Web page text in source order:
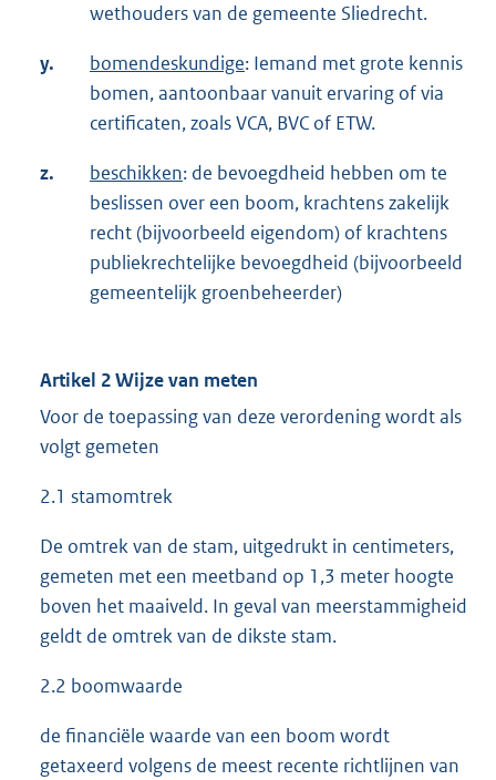
wethouders van de gemeente Sliedrecht.
y. bomendeskundige: Iemand met grote kennis
bomen, aantoonbaar vanuit ervaring of via
certificaten, zoals VCA, BVC of ETW.
z. beschikken: de bevoegdheid hebben om te
beslissen over een boom, krachtens zakelijk
recht (bijvoorbeeld eigendom) of krachtens
publiekrechtelijke bevoegdheid (bijvoorbeeld
gemeentelijk groenbeheerder)
Artikel 2 Wijze van meten
Voor de toepassing van deze verordening wordt als
volgt gemeten
2.1 stamomtrek
De omtrek van de stam, uitgedrukt in centimeters,
gemeten met een meetband op 1,3 meter hoogte
boven het maaiveld. In geval van meerstammigheid
geldt de omtrek van de dikste stam.
2.2 boomwaarde
de financiële waarde van een boom wordt
getaxeerd volgens de meest recente richtlijnen van